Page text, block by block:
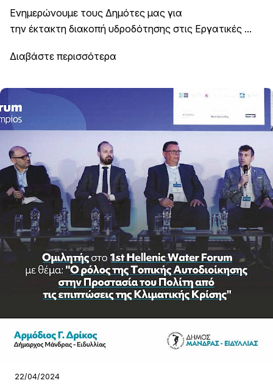
Ενημερώνουμε τους Δημότες μας για
την έκτακτη διακοπή υδροδότησης στις Εργατικές ...
Διαβάστε περισσότερα
22/04/2024